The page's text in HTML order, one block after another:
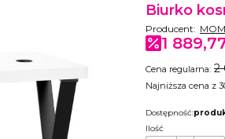
Biurko
Producent:
1
Cena regularna: 2
Najniższa cena z
Dostępność:
Ilość